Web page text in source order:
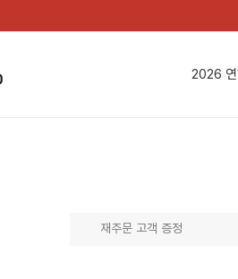
2026
재주문 고객 증정